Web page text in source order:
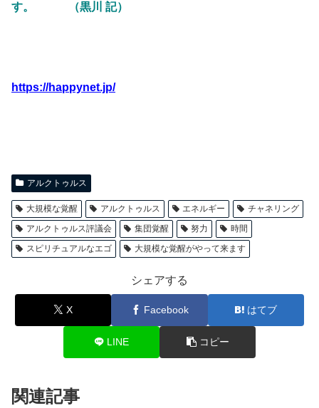
す。 （黒川 記）
https://happynet.jp/
アルクトゥルス
大規模な覚醒 アルクトゥルス エネルギー
チャネリング
アルクトゥルス評議会
集団覚醒 努力
時間
スピリチュアルなエゴ
大規模な覚醒がやって来ます
シェアする
X Facebook はてブ
LINE コピー
関連記事